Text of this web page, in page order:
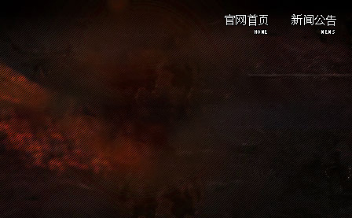
重点新闻
游戏公告
活动资讯